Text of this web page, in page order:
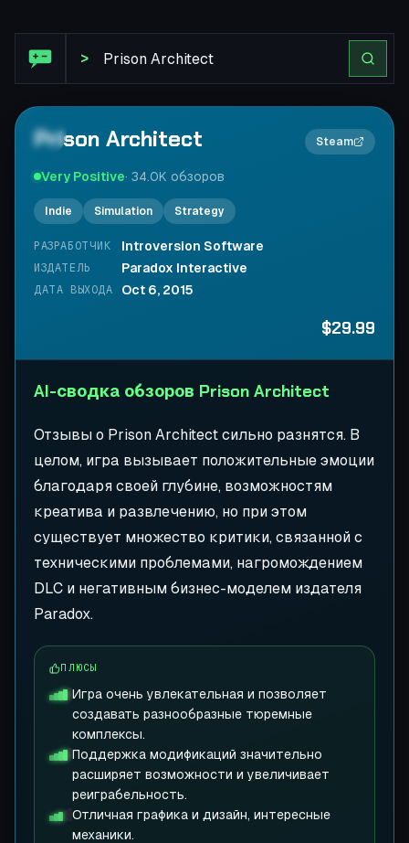
>
2×
Prison Architect Steam
Very Positive· 34.0K обзоров
Indie Simulation Strategy
РАЗРАБОТЧИК Introversion Software
ИЗДАТЕЛЬ Paradox Interactive
ДАТА ВЫХОДА Oct 6, 2015
$29.99
AI-сводка обзоров Prison Architect
Отзывы о Prison Architect сильно разнятся. В
целом, игра вызывает положительные эмоции
благодаря своей глубине, возможностям
креатива и развлечению, но при этом
существует множество критики, связанной с
техническими проблемами, нагромождением
DLC и негативным бизнес-моделем издателя
Paradox.
ПЛЮСЫ
Игра очень увлекательная и позволяет
создавать разнообразные тюремные
комплексы.
Поддержка модификаций значительно
расширяет возможности и увеличивает
реиграбельность.
Отличная графика и дизайн, интересные
механики.